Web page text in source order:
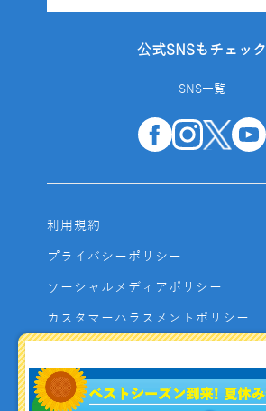
公式SNSもチェック
SNS一覧
利用規約
プライバシーポリシー
ソーシャルメディアポリシー
カスタマーハラスメントポリシー
よくあるご質問